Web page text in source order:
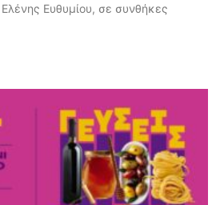
Ευθυμίου, σε συνθήκες